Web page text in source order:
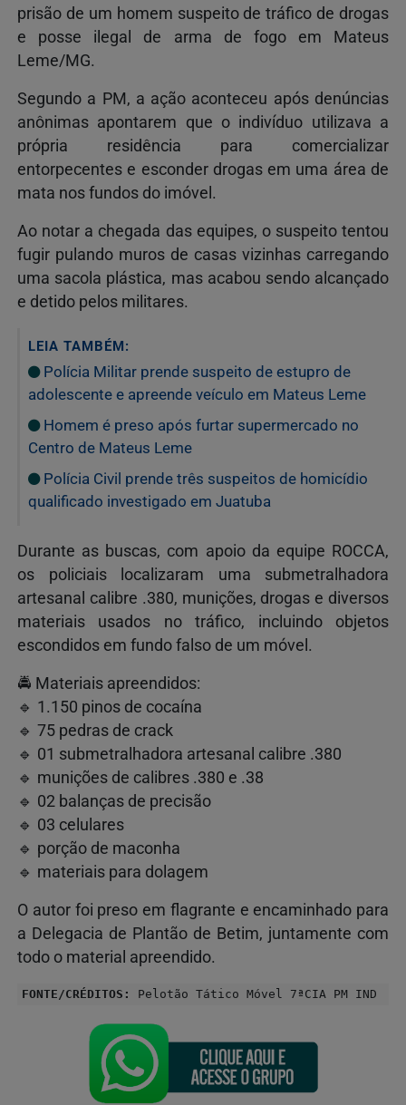
prisão de um homem suspeito de tráfico de drogas
e posse ilegal de arma de fogo em Mateus
Leme/MG.
Segundo a PM, a ação aconteceu após denúncias
anônimas apontarem que o indivíduo utilizava a
própria residência para comercializar
entorpecentes e esconder drogas em uma área de
mata nos fundos do imóvel.
Ao notar a chegada das equipes, o suspeito tentou
fugir pulando muros de casas vizinhas carregando
uma sacola plástica, mas acabou sendo alcançado
e detido pelos militares.
LEIA TAMBÉM:
Polícia Militar prende suspeito de estupro de
adolescente e apreende veículo em Mateus Leme
Homem é preso após furtar supermercado no
Centro de Mateus Leme
Polícia Civil prende três suspeitos de homicídio
qualificado investigado em Juatuba
Durante as buscas, com apoio da equipe ROCCA,
os policiais localizaram uma submetralhadora
artesanal calibre .380, munições, drogas e diversos
materiais usados no tráfico, incluindo objetos
escondidos em fundo falso de um móvel.
🚔 Materiais apreendidos:
🔹 1.150 pinos de cocaína
🔹 75 pedras de crack
🔹 01 submetralhadora artesanal calibre .380
🔹 munições de calibres .380 e .38
🔹 02 balanças de precisão
🔹 03 celulares
🔹 porção de maconha
🔹 materiais para dolagem
O autor foi preso em flagrante e encaminhado para
a Delegacia de Plantão de Betim, juntamente com
todo o material apreendido.
FONTE/CRÉDITOS: Pelotão Tático Móvel 7ªCIA PM IND